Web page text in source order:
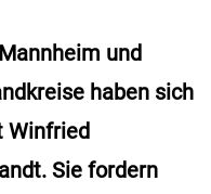
und
haben sich
Winfried
Sie fordern